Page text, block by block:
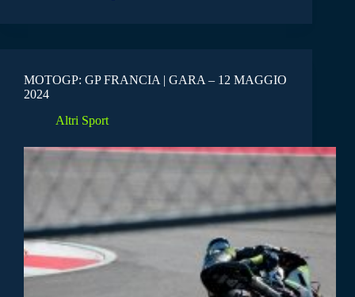
MOTOGP: GP FRANCIA | GARA – 12 MAGGIO
2024
Altri Sport